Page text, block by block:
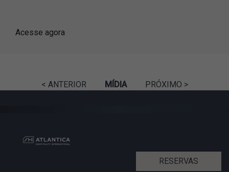
Acesse agora
< ANTERIOR MÍDIA PRÓXIMO >
RESERVAS